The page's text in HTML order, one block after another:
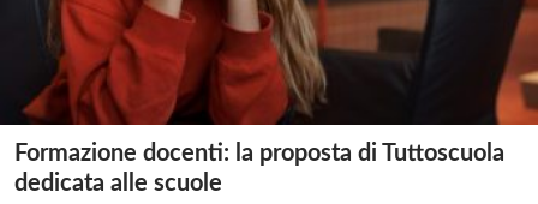
Formazione docenti: la proposta di Tuttoscuola
dedicata alle scuole